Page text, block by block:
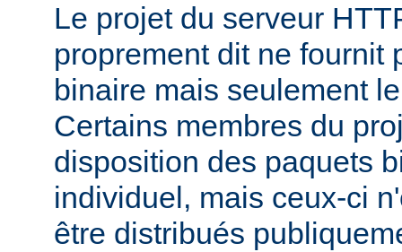
Le projet du serveur
proprement dit ne fournit
binaire mais seulement
Certains membres du
disposition des paquets
individuel, mais ceux-ci
être distribués